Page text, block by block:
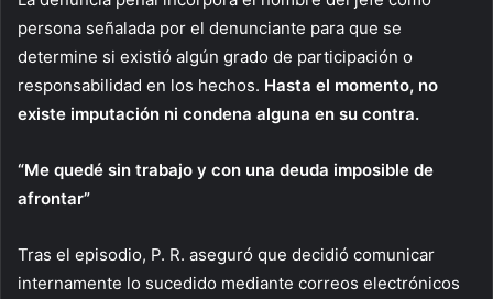
persona señalada por el denunciante para que se
determine si existió algún grado de participación o
responsabilidad en los hechos. Hasta el momento, no
existe imputación ni condena alguna en su contra.
“Me quedé sin trabajo y con una deuda imposible de
afrontar”
Tras el episodio, P. R. aseguró que decidió comunicar
internamente lo sucedido mediante correos electrónicos